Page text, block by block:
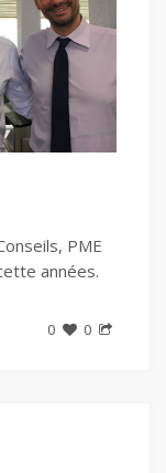
PME
années.
0 0